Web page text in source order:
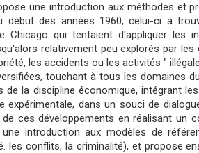
une introduction aux méthodes et
début des années 1960, celui-ci a
Chicago qui tentaient d'appliquer les
relativement peu explorés par
les accidents ou les activités "
touchant à tous les domaines
de la discipline économique, intégrant
expérimentale, dans un souci de
ces développements en réalisant un
introduction aux modèles de
les conflits, la criminalité), et propose